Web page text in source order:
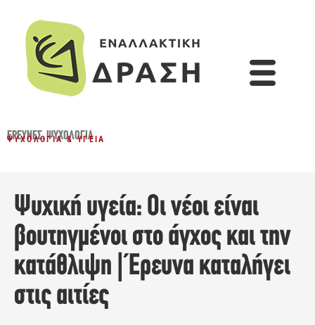
ΈΡΕΥΝΕΣ,ΨΥΧΟΛΟΓΊΑ
ΨΥΧΟΛΟΓΊΑ & ΥΓΕΊΑ
Ψυχική υγεία: Οι νέοι είναι
βουτηγμένοι στο άγχος και την
κατάθλιψη | Έρευνα καταλήγει
στις αιτίες